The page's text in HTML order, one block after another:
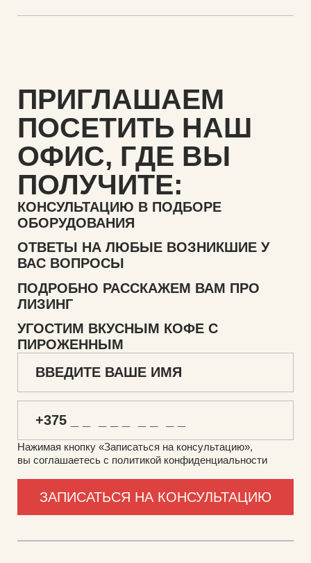
ПРИГЛАШАЕМ
ПОСЕТИТЬ НАШ
ОФИС, ГДЕ ВЫ
ПОЛУЧИТЕ:
КОНСУЛЬТАЦИЮ В ПОДБОРЕ
ОБОРУДОВАНИЯ
ОТВЕТЫ НА ЛЮБЫЕ ВОЗНИКШИЕ У
ВАС ВОПРОСЫ
ПОДРОБНО РАССКАЖЕМ ВАМ ПРО
ЛИЗИНГ
УГОСТИМ ВКУСНЫМ КОФЕ С
ПИРОЖЕННЫМ
Нажимая кнопку «Записаться на консультацию»,
вы соглашаетесь с политикой конфиденциальности